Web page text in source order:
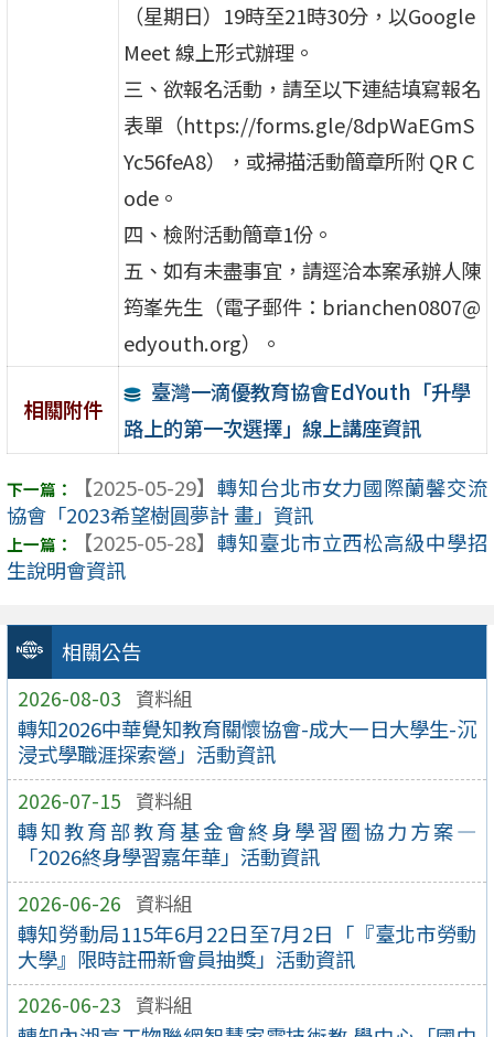
相關公告
2026-08-03 資料組
轉知2026中華覺知教育關懷協會-成大一日大學生-沉
浸式學職涯探索營」活動資訊
2026-07-15 資料組
轉知教育部教育基金會終身學習圈協力方案—
「2026終身學習嘉年華」活動資訊
2026-06-26 資料組
轉知勞動局115年6月22日至7月2日「『臺北市勞動
大學』限時註冊新會員抽獎」活動資訊
2026-06-23 資料組
（星期日）19時至21時30分，以Google
Meet 線上形式辦理。
三、欲報名活動，請至以下連結填寫報名
表單（https://forms.gle/8dpWaEGmS
Yc56feA8），或掃描活動簡章所附 QR C
ode。
四、檢附活動簡章1份。
五、如有未盡事宜，請逕洽本案承辦人陳
筠峯先生（電子郵件：brianchen0807@
edyouth.org）。
相關附件
臺灣一滴優教育協會EdYouth「升學
路上的第一次選擇」線上講座資訊
【2025-05-29】 轉知台北市女力國際蘭馨交流
協會「2023希望樹圓夢計 畫」資訊
【2025-05-28】 轉知臺北市立西松高級中學招
生說明會資訊